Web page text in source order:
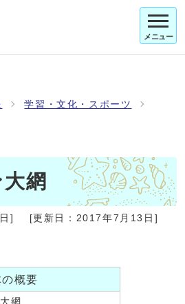
メニュー
学習・文化・スポーツ
網
] [更新日： 2017年7月13日 ]
の概要
網